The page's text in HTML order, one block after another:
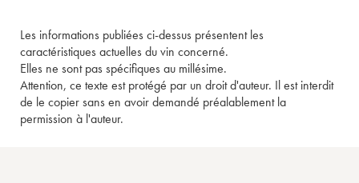
Les informations publiées ci-dessus présentent les
caractéristiques actuelles du vin concerné.
Elles ne sont pas spécifiques au millésime.
Attention, ce texte est protégé par un droit d'auteur. Il est interdit
de le copier sans en avoir demandé préalablement la
permission à l'auteur.